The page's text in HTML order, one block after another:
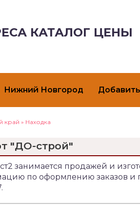
КАТАЛОГ ЦЕНЫ
Нижний Новгород
край » Находка
"ДО-строй"
занимается продажей и
по оформлению заказов и